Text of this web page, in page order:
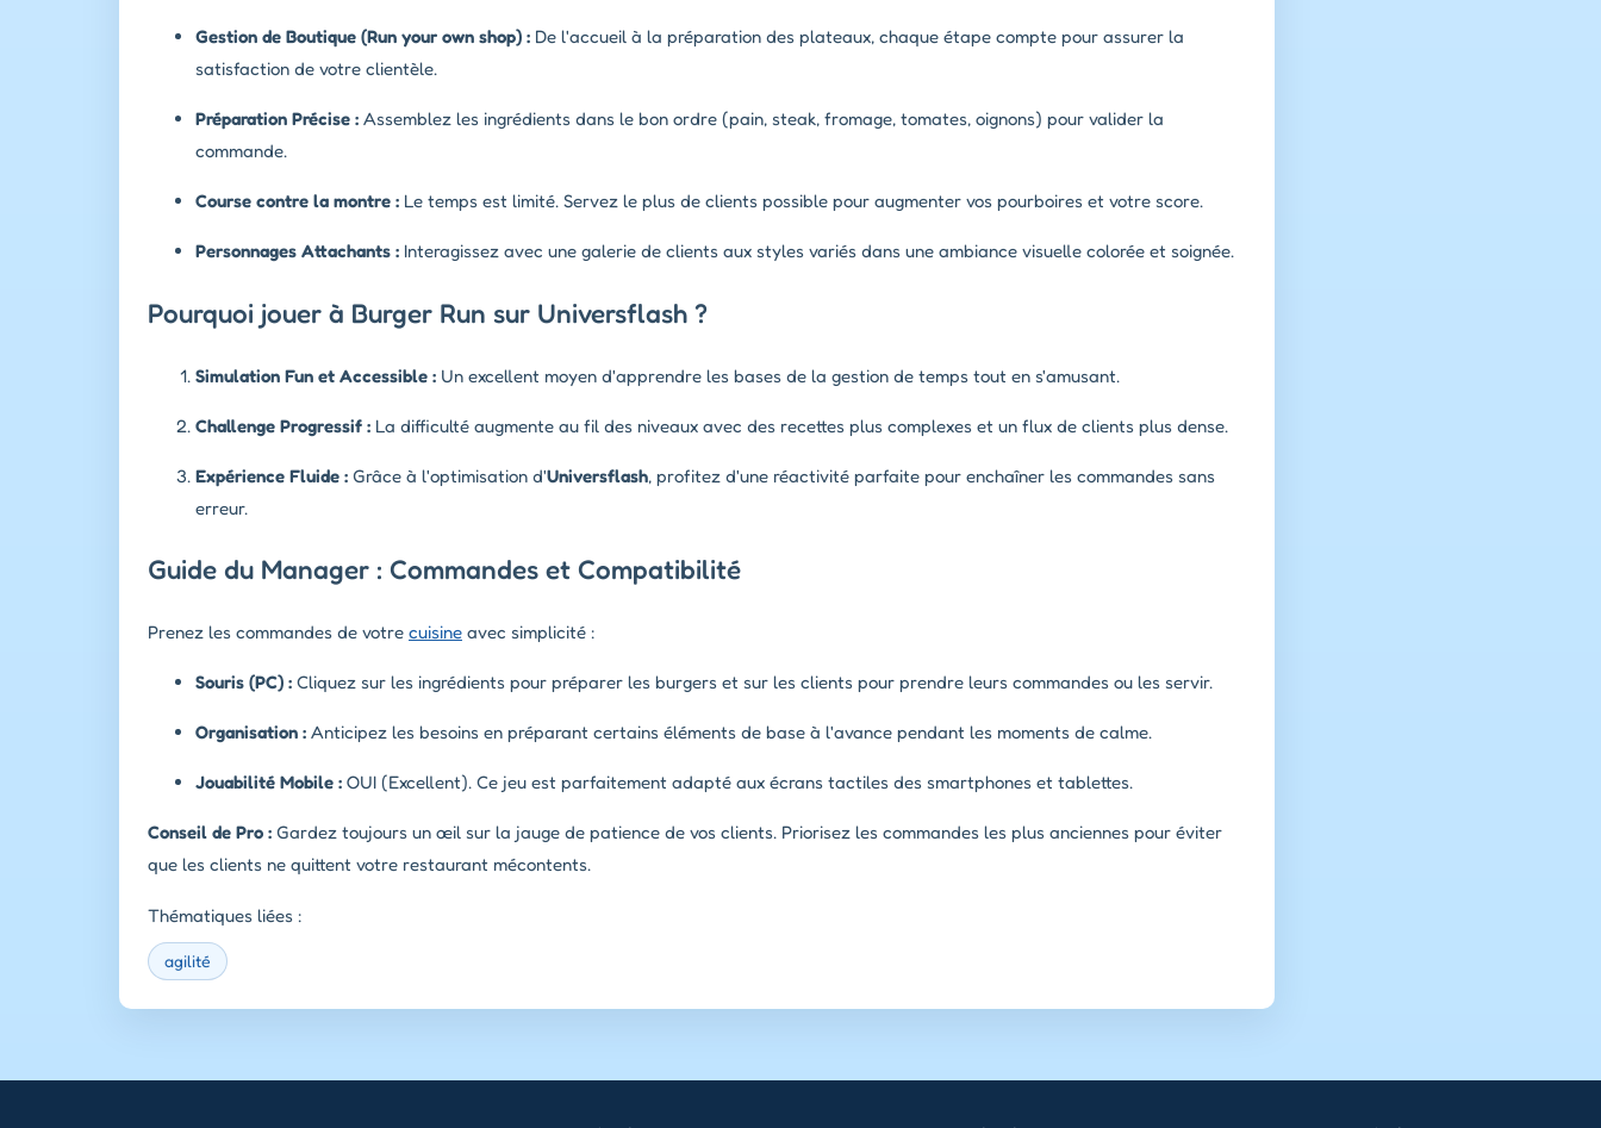
Gestion de Boutique (Run your own shop) : De l'accueil à la préparation des plateaux, chaque étape compte pour assurer la
satisfaction de votre clientèle.
Préparation Précise : Assemblez les ingrédients dans le bon ordre (pain, steak, fromage, tomates, oignons) pour valider la
commande.
Course contre la montre : Le temps est limité. Servez le plus de clients possible pour augmenter vos pourboires et votre score.
Personnages Attachants : Interagissez avec une galerie de clients aux styles variés dans une ambiance visuelle colorée et soignée.
Pourquoi jouer à Burger Run sur Universflash ?
Simulation Fun et Accessible : Un excellent moyen d'apprendre les bases de la gestion de temps tout en s'amusant.
Challenge Progressif : La difficulté augmente au fil des niveaux avec des recettes plus complexes et un flux de clients plus dense.
Expérience Fluide : Grâce à l'optimisation d'Universflash, profitez d'une réactivité parfaite pour enchaîner les commandes sans
erreur.
Guide du Manager : Commandes et Compatibilité
Prenez les commandes de votre cuisine avec simplicité :
Souris (PC) : Cliquez sur les ingrédients pour préparer les burgers et sur les clients pour prendre leurs commandes ou les servir.
Organisation : Anticipez les besoins en préparant certains éléments de base à l'avance pendant les moments de calme.
Jouabilité Mobile : OUI (Excellent). Ce jeu est parfaitement adapté aux écrans tactiles des smartphones et tablettes.
Conseil de Pro : Gardez toujours un œil sur la jauge de patience de vos clients. Priorisez les commandes les plus anciennes pour éviter
que les clients ne quittent votre restaurant mécontents.
Thématiques liées :
agilité